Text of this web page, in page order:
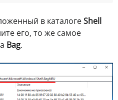
в каталогеShell
его, то же самое
Bag.